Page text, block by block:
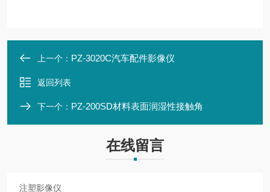
上一个： PZ-3020C汽车配件影像仪
返回列表
下一个： PZ-200SD材料表面润湿性接触角
在线留言